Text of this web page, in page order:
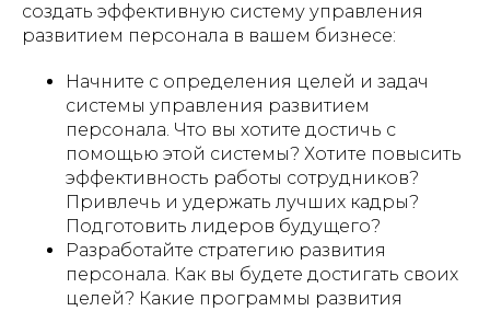
создать эффективную систему управления
развитием персонала в вашем бизнесе:
Начните с определения целей и задач
системы управления развитием
персонала. Что вы хотите достичь с
помощью этой системы? Хотите повысить
эффективность работы сотрудников?
Привлечь и удержать лучших кадры?
Подготовить лидеров будущего?
Разработайте стратегию развития
персонала. Как вы будете достигать своих
целей? Какие программы развития